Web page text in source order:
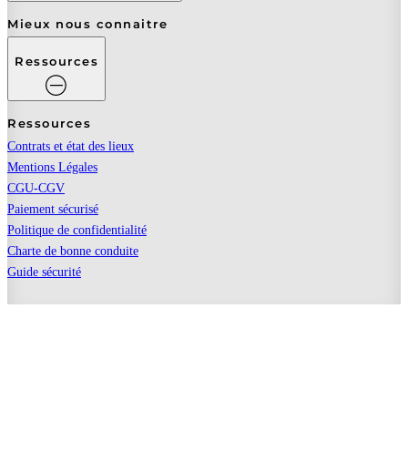
Mieux nous connaitre
Ressources
Ressources
Contrats et état des lieux
Mentions Légales
CGU-CGV
Paiement sécurisé
Politique de confidentialité
Charte de bonne conduite
Guide sécurité